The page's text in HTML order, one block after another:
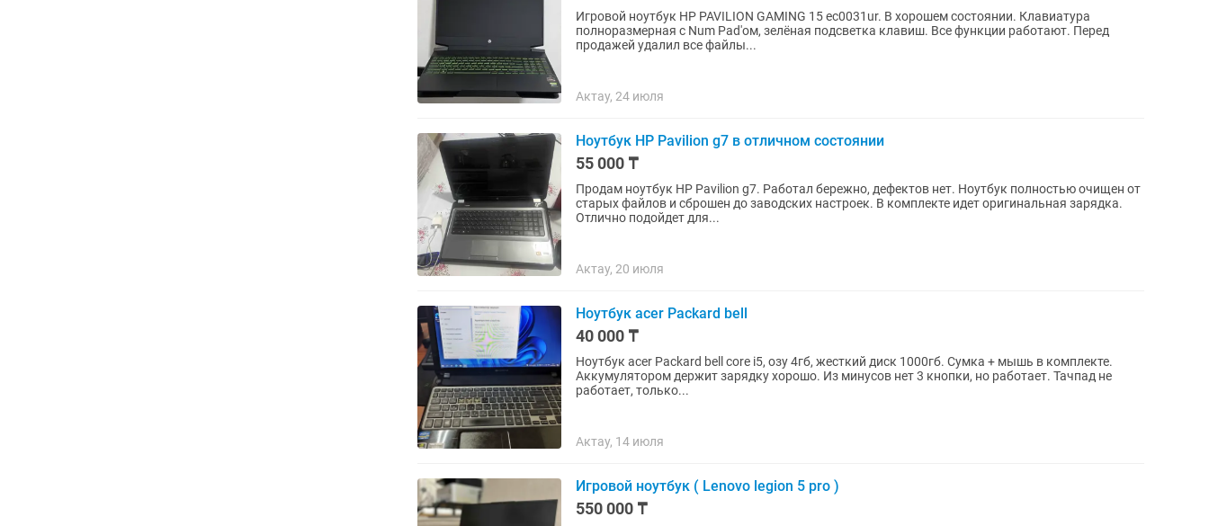
Игровой ноутбук HP PAVILION GAMING 15 ec0031ur. В хорошем состоянии. Клавиатура
полноразмерная с Num Pad'ом, зелёная подсветка клавиш. Все функции работают. Перед
продажей удалил все файлы...
Актау, 24 июля
Ноутбук HP Pavilion g7 в отличном состоянии
55 000 ₸
Продам ноутбук HP Pavilion g7. Работал бережно, дефектов нет. Ноутбук полностью очищен от
старых файлов и сброшен до заводских настроек. В комплекте идет оригинальная зарядка.
Отлично подойдет для...
Актау, 20 июля
Ноутбук acer Packard bell
40 000 ₸
Ноутбук acer Packard bell core i5, озу 4гб, жесткий диск 1000гб. Сумка + мышь в комплекте.
Аккумулятором держит зарядку хорошо. Из минусов нет 3 кнопки, но работает. Тачпад не
работает, только...
Актау, 14 июля
Игровой ноутбук ( Lenovo legion 5 pro )
550 000 ₸